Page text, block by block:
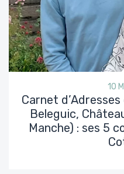
10
Carnet
Beleguic,
Manche) : ses 5